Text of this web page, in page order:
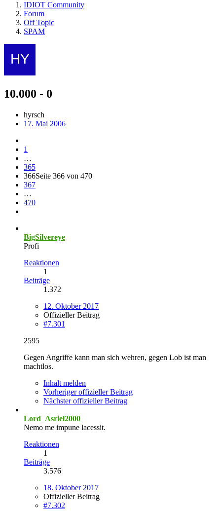
IDIOT Community
Forum
Off Topic
SPAM
10.000 - 0
hyrsch
17. Mai 2006
1
…
365
366Seite 366 von 470
367
…
470
BigSilvereye
Profi
Reaktionen
1
Beiträge
1.372
12. Oktober 2017
Offizieller Beitrag
#7.301
2595
Gegen Angriffe kann man sich wehren, gegen Lob ist man
machtlos.
Inhalt melden
Vorheriger offizieller Beitrag
Nächster offizieller Beitrag
Lord_Asriel2000
Nemo me impune lacessit.
Reaktionen
1
Beiträge
3.576
18. Oktober 2017
Offizieller Beitrag
#7.302